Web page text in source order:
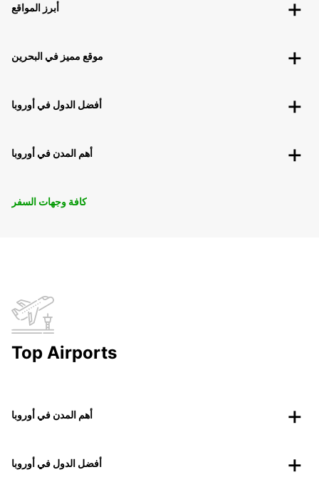
أبرز المواقع
موقع مميز في البحرين
أفضل الدول في أوروبا
أهم المدن في أوروبا
كافة وجهات السفر
Top Airports
أهم المدن في أوروبا
أفضل الدول في أوروبا